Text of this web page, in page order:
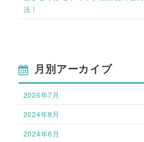
法！
月別アーカイブ
2026年7月
2024年8月
2024年6月